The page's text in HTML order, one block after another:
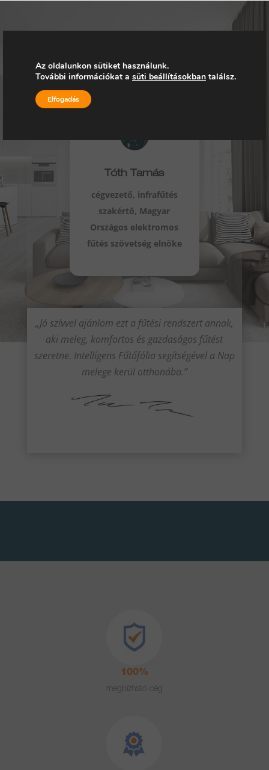
INGYENES MŰSZAKI
JAVASLAT
Tóth Tamás
cégvezető, infrafűtés
szakértő, Magyar
Országos elektromos
fűtés szövetség elnöke
„Jó szívvel ajánlom ezt a fűtési rendszert annak,
aki meleg, komfortos és gazdaságos fűtést
szeretne. Intelligens Fűtőfólia segítségével a Nap
melege kerül otthonába.”
100%
megbízható cég
Az oldalunkon sütiket használunk.
További információkat a süti beállításokban találsz.
Elfogadás